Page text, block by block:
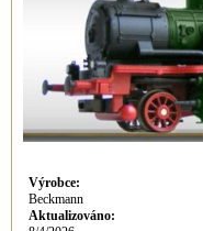
Výrobce:
Beckmann
Aktualizováno: